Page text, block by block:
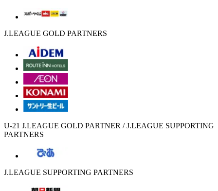
J.LEAGUE GOLD PARTNERS
U-21 J.LEAGUE GOLD PARTNER / J.LEAGUE SUPPORTING
PARTNERS
J.LEAGUE SUPPORTING PARTNERS